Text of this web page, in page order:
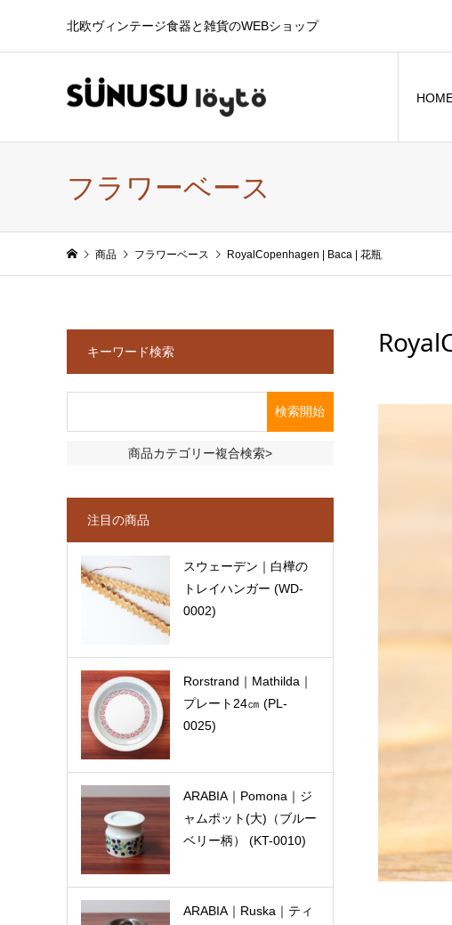
北欧ヴィンテージ食器と雑貨のWEBショップ
フラワーベース
商品 フラワーベース RoyalCopenhagen | Baca | 花瓶
キーワード検索
商品カテゴリー複合検索>
注目の商品
スウェーデン｜白樺の
トレイハンガー (WD-
0002)
Rorstrand｜Mathilda｜
プレート24㎝ (PL-
0025)
ARABIA｜Pomona｜ジ
ャムポット(大)（ブルー
ベリー柄） (KT-0010)
ARABIA｜Ruska｜ティ